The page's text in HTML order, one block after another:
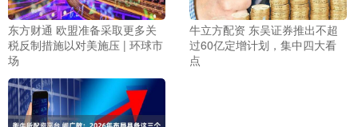
东方财通 欧盟准备采取更多关
税反制措施以对美施压 | 环球市
场
牛立方配资 东吴证券推出不超
过60亿定增计划，集中四大看
点